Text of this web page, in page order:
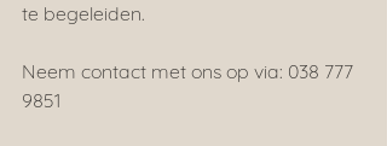
te begeleiden.
Neem contact met ons op via: 038 777
9851